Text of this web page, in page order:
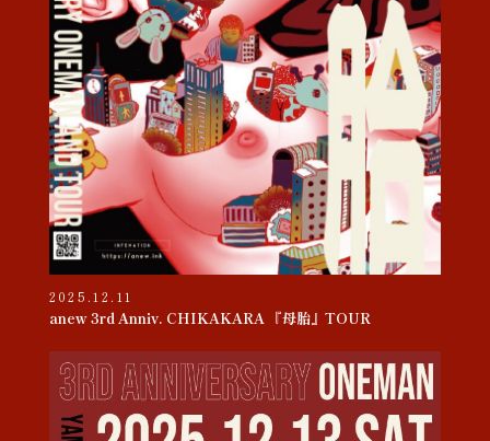
2025.12.11
anew 3rd Anniv. CHIKAKARA 『母胎』TOUR